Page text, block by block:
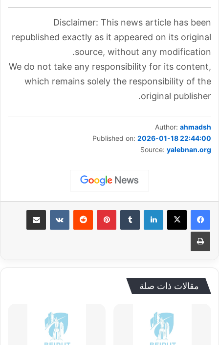
Disclaimer: This news article has been
republished exactly as it appeared on its original
source, without any modification.
We do not take any responsibility for its content,
which remains solely the responsibility of the
original publisher.
Author: ahmadsh
Published on: 2026-01-18 22:44:00
Source: yalebnan.org
لينكدإن بينتيريست
مقالات ذات صلة